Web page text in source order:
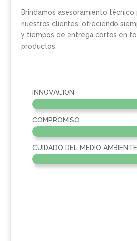
Brindamos asesoramiento técnico
nuestros clientes, ofreciendo
y tiempos de entrega cortos en
productos.
INNOVACION
COMPROMISO
CUIDADO DEL MEDIO AMBIENTE